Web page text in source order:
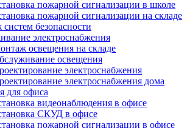
пожарной сигнализации в школе
пожарной сигнализации на складе
безопасности
электроснабжения
освещения на складе
освещения
электроснабжения
электроснабжения дома
для офиса
видеонаблюдения в офисе
СКУД в офисе
пожарной сигнализации в офисе